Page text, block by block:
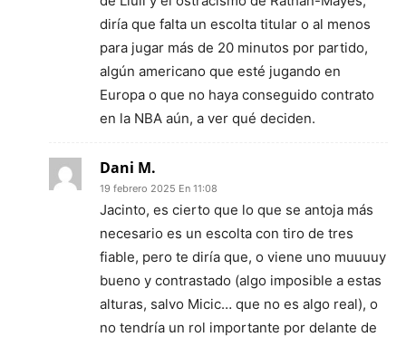
diría que falta un escolta titular o al menos
para jugar más de 20 minutos por partido,
algún americano que esté jugando en
Europa o que no haya conseguido contrato
en la NBA aún, a ver qué deciden.
Dani M.
19 febrero 2025 En 11:08
Jacinto, es cierto que lo que se antoja más
necesario es un escolta con tiro de tres
fiable, pero te diría que, o viene uno muuuuy
bueno y contrastado (algo imposible a estas
alturas, salvo Micic… que no es algo real), o
no tendría un rol importante por delante de